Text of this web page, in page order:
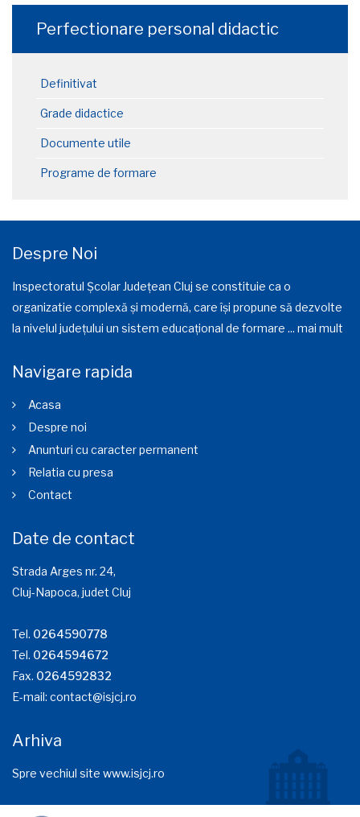
Perfectionare personal didactic
Definitivat
Grade didactice
Documente utile
Programe de formare
Despre Noi
Inspectoratul Școlar Județean Cluj se constituie ca o
organizatie complexă și modernă, care își propune să dezvolte
la nivelul județului un sistem educațional de formare ... mai mult
Navigare rapida
Acasa
Despre noi
Anunturi cu caracter permanent
Relatia cu presa
Contact
Date de contact
Strada Arges nr. 24,
Cluj-Napoca, judet Cluj
Tel. 0264590778
Tel. 0264594672
Fax. 0264592832
E-mail: contact@isjcj.ro
Arhiva
Spre vechiul site www.isjcj.ro